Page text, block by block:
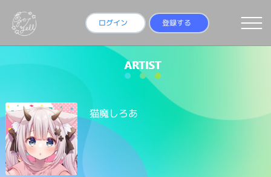
ログイン 登録する
猫魔しろあ